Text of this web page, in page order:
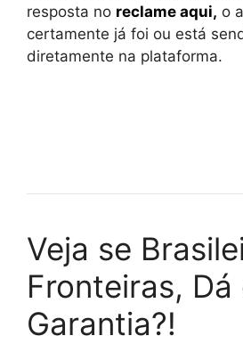
resposta no reclame aqui, o
certamente já foi ou está
diretamente na plataforma.
Veja se
Fronteiras,
Garantia?!